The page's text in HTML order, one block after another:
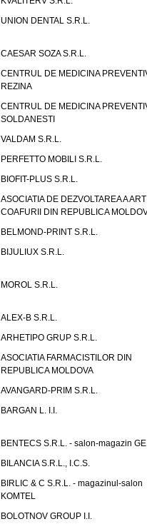
UNION DENTAL S.R.L.
CAESAR SOZA S.R.L.
CENTRUL DE MEDICINA
REZINA
CENTRUL DE MEDICINA
SOLDANESTI
VALDAM S.R.L.
PERFETTO MOBILI S.R.L.
BIOFIT-PLUS S.R.L.
ASOCIATIA DE DEZVOLTAREA A
COAFURII DIN REPUBLICA
BELMOND-PRINT S.R.L.
BIJULIUX S.R.L.
MOROL S.R.L.
ALEX-B S.R.L.
ARHETIPO GRUP S.R.L.
ASOCIATIA FARMACISTILOR DIN
REPUBLICA MOLDOVA
AVANGARD-PRIM S.R.L.
BARGAN L. I.I.
BENTECS S.R.L. - salon-magazin
BILANCIA S.R.L., I.C.S.
BIRLIC & C S.R.L. - magazinul-salon
KOMTEL
BOLOTNOV GROUP I.I.